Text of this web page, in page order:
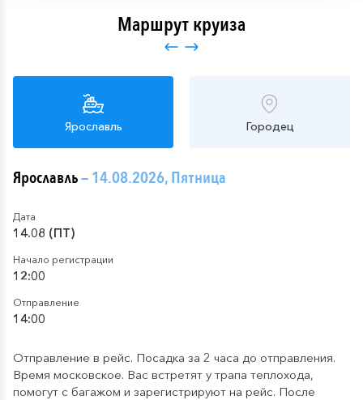
Маршрут круиза
Ярославль Городец
Ярославль— 14.08.2026, Пятница
Дата
14.08 (ПТ)
Начало регистрации
12:00
Отправление
14:00
Отправление в рейс. Посадка за 2 часа до отправления.
Время московское. Вас встретят у трапа теплохода,
помогут с багажом и зарегистрируют на рейс. После